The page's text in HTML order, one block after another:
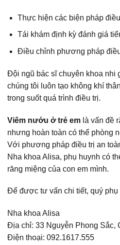
Thực hiện các biện pháp
Tái khám định kỳ đánh giá
Điều chỉnh phương pháp
Đội ngũ bác sĩ chuyên khoa nhi
chúng tôi luôn tạo không khí
trong suốt quá trình điều trị.
Viêm nướu ở trẻ em là vấn đề
nhưng hoàn toàn có thể phòng
Với phương pháp điều trị an
Nha khoa Alisa, phụ huynh có
răng miệng của con em mình.
Để được tư vấn chi tiết, quý phụ
Nha khoa Alisa
Địa chỉ: 33 Nguyễn Phong Sắc,
Điện thoại: 092.1617.555